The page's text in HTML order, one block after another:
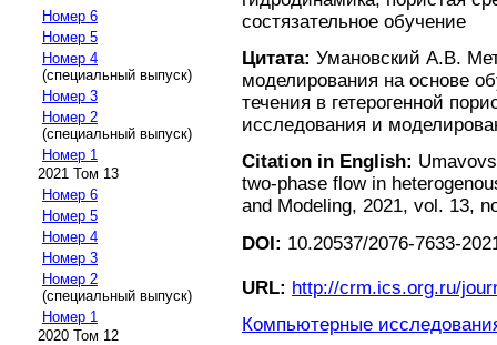
Номер 6
Номер 5
Номер 4
(специальный выпуск)
Номер 3
Номер 2
(специальный выпуск)
Номер 1
2021 Том 13
Номер 6
Номер 5
Номер 4
Номер 3
Номер 2
(специальный выпуск)
Номер 1
2020 Том 12
состязательное обучение
Цитата: Умановский А.В.
моделирования на основе
течения в гетерогенной
исследования и
Citation in English:
two-phase flow in
and Modeling, 2021, vol. 13,
DOI: 10.20537/2076-7633-
URL: http://crm.ics.org.ru/
Компьютерные